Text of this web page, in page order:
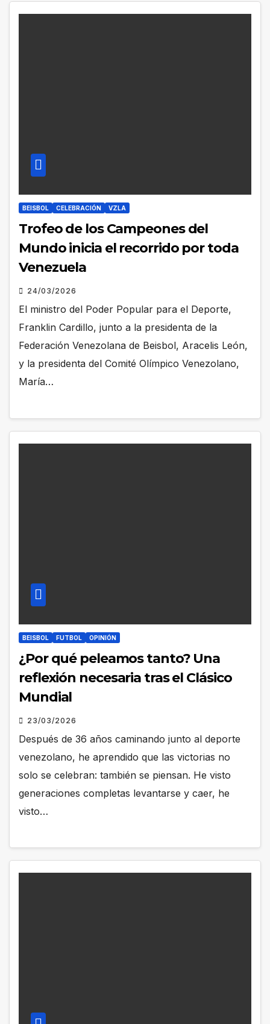
BEISBOL CELEBRACIÓN VZLA
Trofeo de los Campeones del
Mundo inicia el recorrido por toda
Venezuela
24/03/2026
El ministro del Poder Popular para el Deporte,
Franklin Cardillo, junto a la presidenta de la
Federación Venezolana de Beisbol, Aracelis León,
y la presidenta del Comité Olímpico Venezolano,
María…
BEISBOL FUTBOL OPINIÓN
¿Por qué peleamos tanto? Una
reflexión necesaria tras el Clásico
Mundial
23/03/2026
Después de 36 años caminando junto al deporte
venezolano, he aprendido que las victorias no
solo se celebran: también se piensan. He visto
generaciones completas levantarse y caer, he
visto…